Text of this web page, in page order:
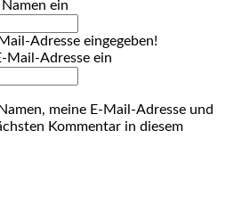
ein
Adresse eingegeben!
Mail-Adresse ein
meine E-Mail-Adresse und
Kommentar in diesem